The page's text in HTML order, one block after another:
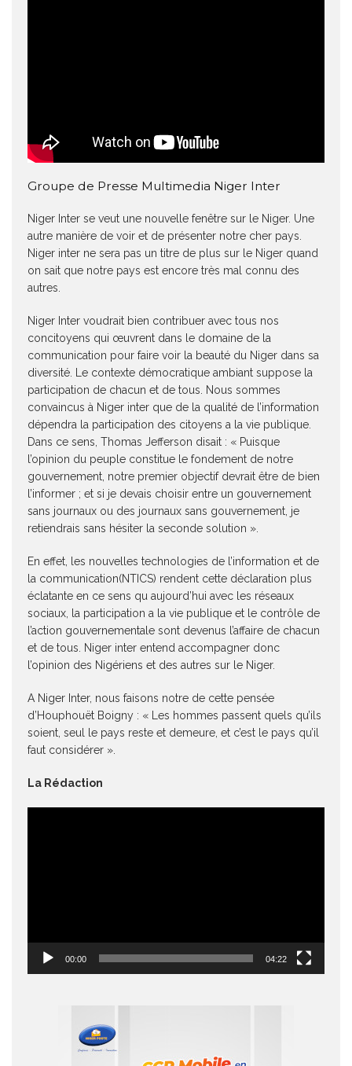
Groupe de Presse Multimedia Niger Inter
Niger Inter se veut une nouvelle fenêtre sur le Niger. Une
autre manière de voir et de présenter notre cher pays.
Niger inter ne sera pas un titre de plus sur le Niger quand
on sait que notre pays est encore très mal connu des
autres.
Niger Inter voudrait bien contribuer avec tous nos
concitoyens qui œuvrent dans le domaine de la
communication pour faire voir la beauté du Niger dans sa
diversité. Le contexte démocratique ambiant suppose la
participation de chacun et de tous. Nous sommes
convaincus à Niger inter que de la qualité de l’information
dépendra la participation des citoyens a la vie publique.
Dans ce sens, Thomas Jefferson disait : « Puisque
l’opinion du peuple constitue le fondement de notre
gouvernement, notre premier objectif devrait être de bien
l’informer ; et si je devais choisir entre un gouvernement
sans journaux ou des journaux sans gouvernement, je
retiendrais sans hésiter la seconde solution ».
En effet, les nouvelles technologies de l’information et de
la communication(NTICS) rendent cette déclaration plus
éclatante en ce sens qu aujourd’hui avec les réseaux
sociaux, la participation a la vie publique et le contrôle de
l’action gouvernementale sont devenus l’affaire de chacun
et de tous. Niger inter entend accompagner donc
l’opinion des Nigériens et des autres sur le Niger.
A Niger Inter, nous faisons notre de cette pensée
d’Houphouët Boigny : « Les hommes passent quels qu’ils
soient, seul le pays reste et demeure, et c’est le pays qu’il
faut considérer ».
La Rédaction
00:00 04:22